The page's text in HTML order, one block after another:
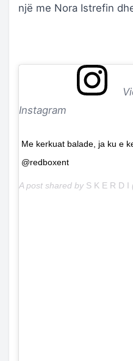
një me Nora Istrefin
Me kerkuat balade, ja ku e
@redboxent
A post shared by S K E R D I